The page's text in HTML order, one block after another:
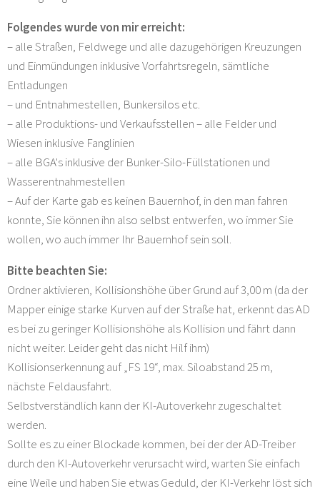
Folgendes wurde von mir erreicht:
– alle Straßen, Feldwege und alle dazugehörigen Kreuzungen
und Einmündungen inklusive Vorfahrtsregeln, sämtliche
Entladungen
– und Entnahmestellen, Bunkersilos etc.
– alle Produktions- und Verkaufsstellen – alle Felder und
Wiesen inklusive Fanglinien
– alle BGA's inklusive der Bunker-Silo-Füllstationen und
Wasserentnahmestellen
– Auf der Karte gab es keinen Bauernhof, in den man fahren
konnte, Sie können ihn also selbst entwerfen, wo immer Sie
wollen, wo auch immer Ihr Bauernhof sein soll.
Bitte beachten Sie:
Ordner aktivieren, Kollisionshöhe über Grund auf 3,00 m (da der
Mapper einige starke Kurven auf der Straße hat, erkennt das AD
es bei zu geringer Kollisionshöhe als Kollision und fährt dann
nicht weiter. Leider geht das nicht Hilf ihm)
Kollisionserkennung auf „FS 19“, max. Siloabstand 25 m,
nächste Feldausfahrt.
Selbstverständlich kann der KI-Autoverkehr zugeschaltet
werden.
Sollte es zu einer Blockade kommen, bei der der AD-Treiber
durch den KI-Autoverkehr verursacht wird, warten Sie einfach
eine Weile und haben Sie etwas Geduld, der KI-Verkehr löst sich